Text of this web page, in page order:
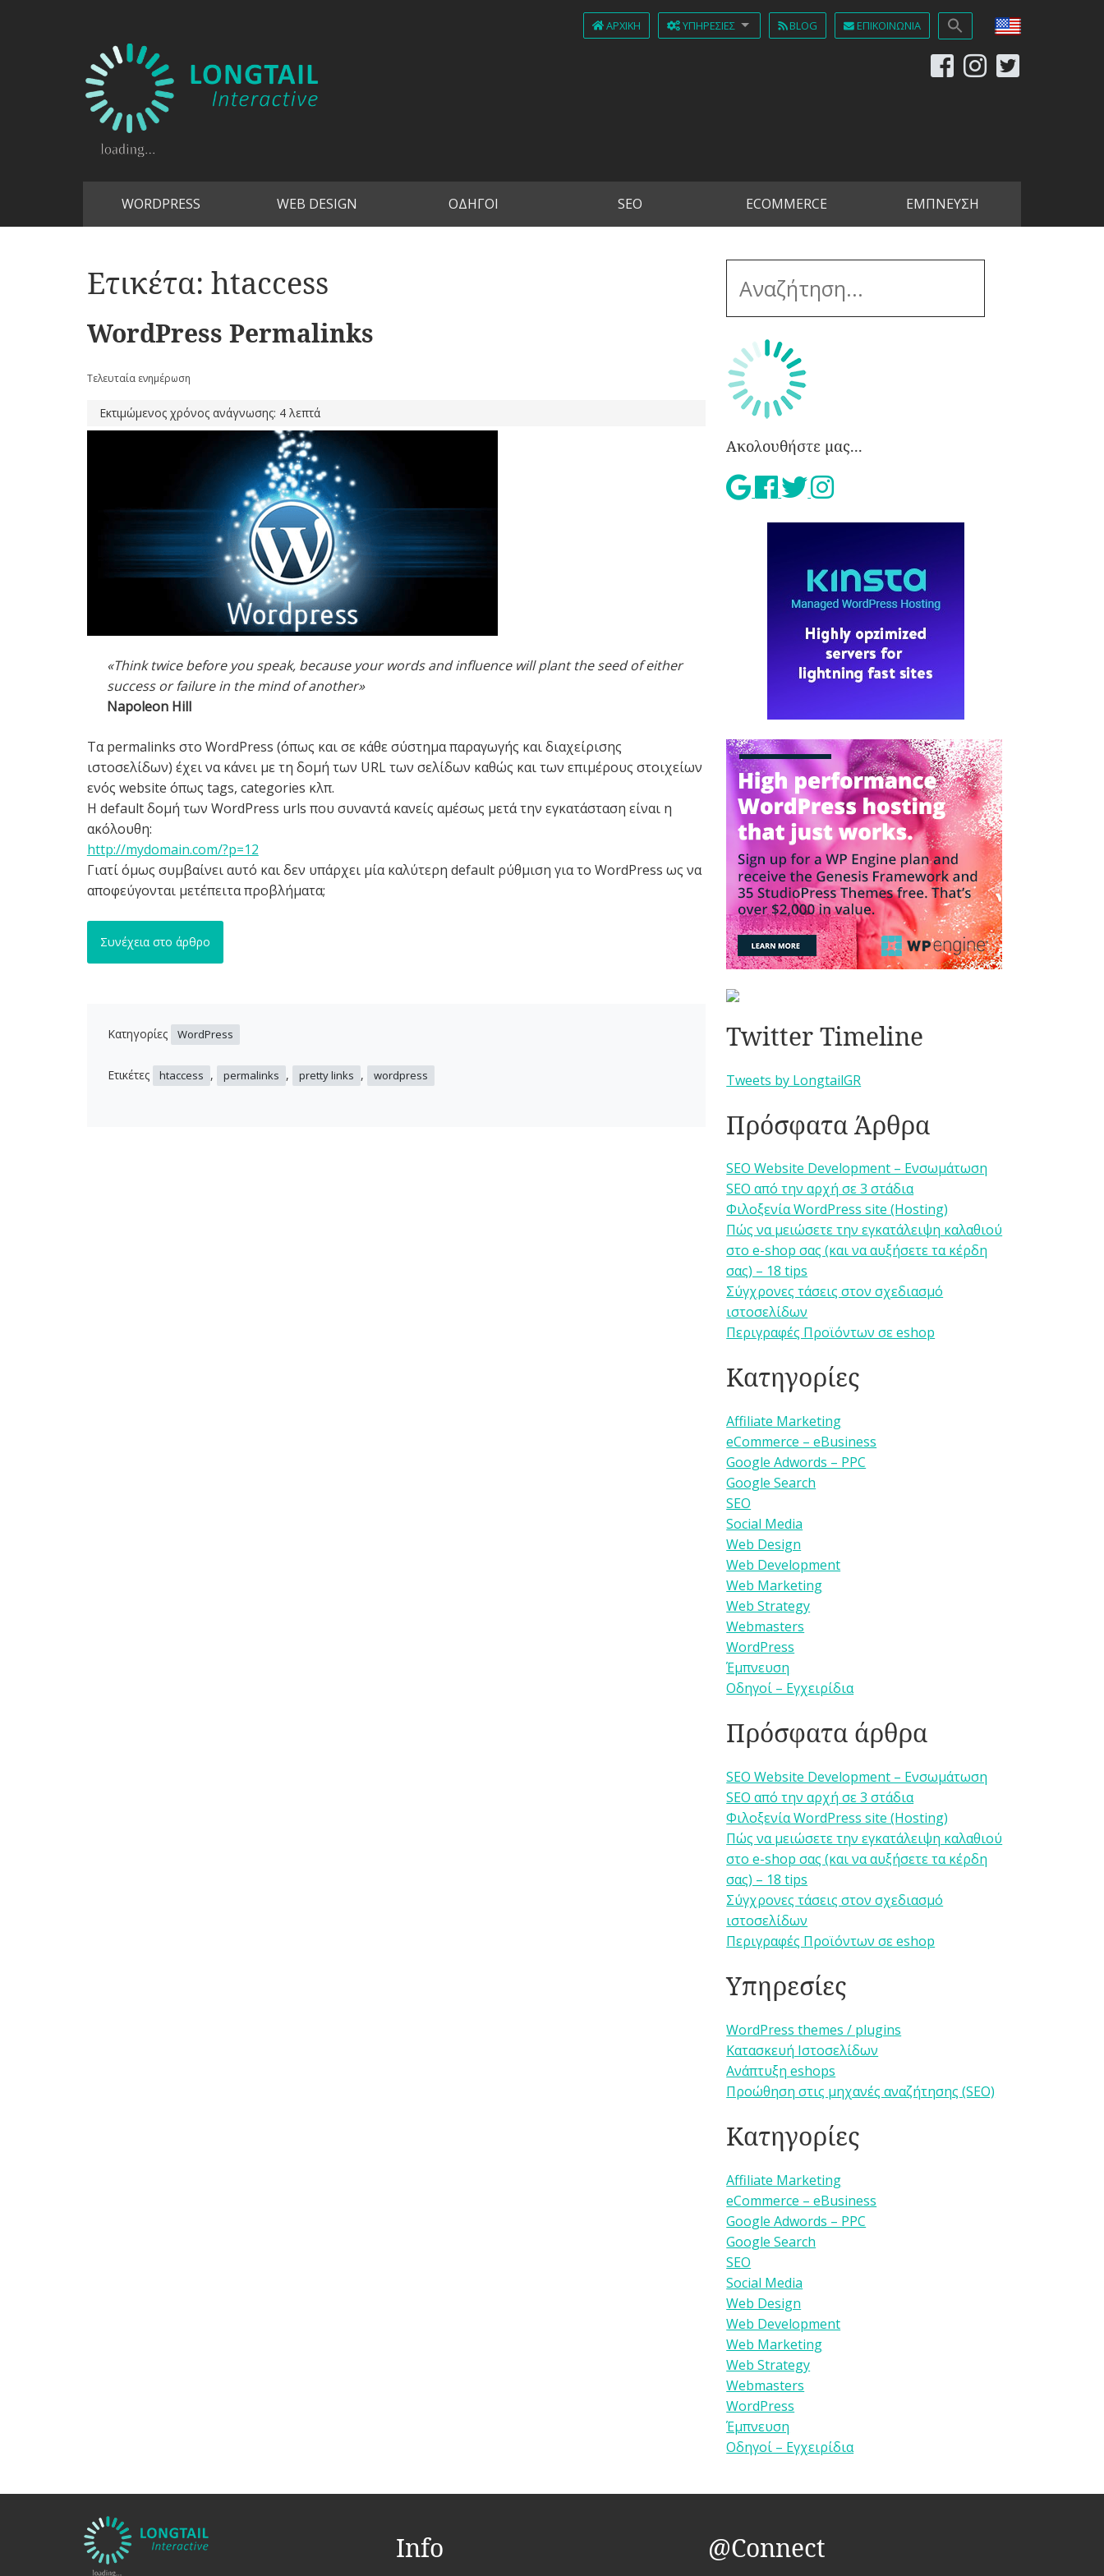
ΑΡΧΙΚΉ ΥΠΗΡΕΣΊΕΣ BLOG ΕΠΙΚΟΙΝΩΝΊΑ
WORDPRESS WEB DESIGN ΟΔΗΓΟΙ SEO ECOMMERCE ΕΜΠΝΕΥΣΗ
Ετικέτα: htaccess
WordPress Permalinks
Τελευταία ενημέρωση
Εκτιμώμενος χρόνος ανάγνωσης: 4 λεπτά
«Think twice before you speak, because your words and influence will plant the seed of either
success or failure in the mind of another»
Napoleon Hill
Τα permalinks στο WordPress (όπως και σε κάθε σύστημα παραγωγής και διαχείρισης
ιστοσελίδων) έχει να κάνει με τη δομή των URL των σελίδων καθώς και των επιμέρους στοιχείων
ενός website όπως tags, categories κλπ.
Η default δομή των WordPress urls που συναντά κανείς αμέσως μετά την εγκατάσταση είναι η
ακόλουθη:
http://mydomain.com/?p=12
Γιατί όμως συμβαίνει αυτό και δεν υπάρχει μία καλύτερη default ρύθμιση για το WordPress ως να
αποφεύγονται μετέπειτα προβλήματα;
Συνέχεια στο άρθρο
Κατηγορίες WordPress
Ετικέτες htaccess , permalinks , pretty links , wordpress
Ακολουθήστε μας...
Twitter Timeline
Tweets by LongtailGR
Πρόσφατα Άρθρα
SEO Website Development – Ενσωμάτωση
SEO από την αρχή σε 3 στάδια
Φιλοξενία WordPress site (Hosting)
Πώς να μειώσετε την εγκατάλειψη καλαθιού
στο e-shop σας (και να αυξήσετε τα κέρδη
σας) – 18 tips
Σύγχρονες τάσεις στον σχεδιασμό
ιστοσελίδων
Περιγραφές Προϊόντων σε eshop
Κατηγορίες
Affiliate Marketing
eCommerce – eBusiness
Google Adwords – PPC
Google Search
SEO
Social Media
Web Design
Web Development
Web Marketing
Web Strategy
Webmasters
WordPress
Έμπνευση
Οδηγοί – Εγχειρίδια
Πρόσφατα άρθρα
SEO Website Development – Ενσωμάτωση
SEO από την αρχή σε 3 στάδια
Φιλοξενία WordPress site (Hosting)
Πώς να μειώσετε την εγκατάλειψη καλαθιού
στο e-shop σας (και να αυξήσετε τα κέρδη
σας) – 18 tips
Σύγχρονες τάσεις στον σχεδιασμό
ιστοσελίδων
Περιγραφές Προϊόντων σε eshop
Υπηρεσίες
WordPress themes / plugins
Κατασκευή Ιστοσελίδων
Ανάπτυξη eshops
Προώθηση στις μηχανές αναζήτησης (SEO)
Κατηγορίες
Affiliate Marketing
eCommerce – eBusiness
Google Adwords – PPC
Google Search
SEO
Social Media
Web Design
Web Development
Web Marketing
Web Strategy
Webmasters
WordPress
Έμπνευση
Οδηγοί – Εγχειρίδια
Info @Connect